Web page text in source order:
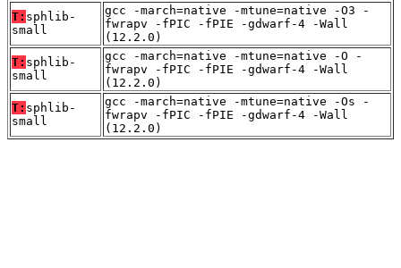
T: sphlib-
small
gcc -march=native -mtune=native -O3 -
fwrapv -fPIC -fPIE -gdwarf-4 -Wall
(12.2.0)
T: sphlib-
small
gcc -march=native -mtune=native -O -
fwrapv -fPIC -fPIE -gdwarf-4 -Wall
(12.2.0)
T: sphlib-
small
gcc -march=native -mtune=native -Os -
fwrapv -fPIC -fPIE -gdwarf-4 -Wall
(12.2.0)